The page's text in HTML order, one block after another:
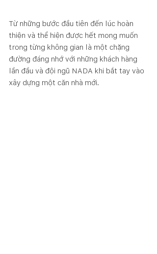
Từ những bước đầu tiên đến lúc hoàn
thiện và thể hiện được hết mong muốn
trong từng không gian là một chặng
đường đáng nhớ với những khách hàng
lần đầu và đội ngũ NADA khi bắt tay vào
xây dựng một căn nhà mới.